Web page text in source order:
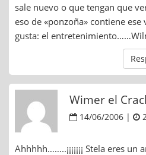
sale nuevo o que tengan que
eso de «ponzoña» contiene
gusta: el
Wimer el
14/06/2006 |
Ahhhhh……..¡¡¡¡¡¡¡ Stela eres